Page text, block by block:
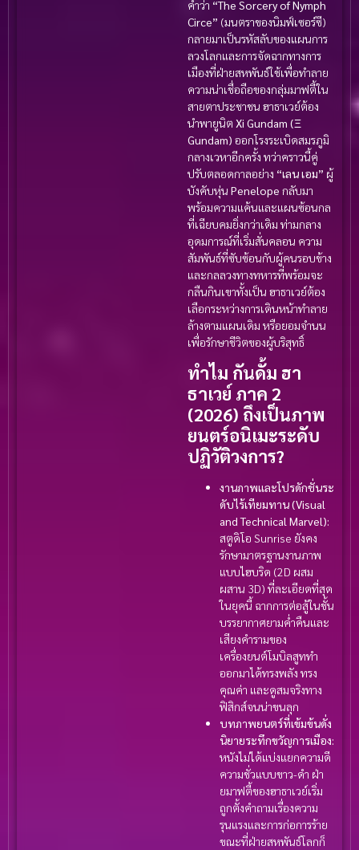
คำว่า “The Sorcery of Nymph
Circe” (มนตราของนิมฟ์เซอร์ซี)
กลายมาเป็นรหัสลับของแผนการ
ลวงโลกและการจัดฉากทางการ
เมืองที่ฝ่ายสหพันธ์ใช้เพื่อทำลาย
ความน่าเชื่อถือของกลุ่มมาฟตี้ใน
สายตาประชาชน ฮาธาเวย์ต้อง
นำพายูนิต Xi Gundam (Ξ
Gundam) ออกโรงระเบิดสมรภูมิ
กลางเวหาอีกครั้ง ทว่าคราวนี้คู่
ปรับตลอดกาลอย่าง “เลน เอม” ผู้
บังคับหุ่น Penelope กลับมา
พร้อมความแค้นและแผนซ้อนกล
ที่เฉียบคมยิ่งกว่าเดิม ท่ามกลาง
อุดมการณ์ที่เริ่มสั่นคลอน ความ
สัมพันธ์ที่ซับซ้อนกับผู้คนรอบข้าง
และกลลวงทางทหารที่พร้อมจะ
กลืนกินเขาทั้งเป็น ฮาธาเวย์ต้อง
เลือกระหว่างการเดินหน้าทำลาย
ล้างตามแผนเดิม หรือยอมจำนน
เพื่อรักษาชีวิตของผู้บริสุทธิ์
ทำไม กันดั้ม ฮา
ธาเวย์ ภาค 2
(2026) ถึงเป็นภาพ
ยนตร์อนิเมะระดับ
ปฏิวัติวงการ?
งานภาพและโปรดักชั่นระ
ดับไร้เทียมทาน (Visual
and Technical Marvel):
สตูดิโอ Sunrise ยังคง
รักษามาตรฐานงานภาพ
แบบไฮบริด (2D ผสม
ผสาน 3D) ที่ละเอียดที่สุด
ในยุคนี้ ฉากการต่อสู้ในชั้น
บรรยากาศยามค่ำคืนและ
เสียงคำรามของ
เครื่องยนต์โมบิลสูททำ
ออกมาได้ทรงพลัง ทรง
คุณค่า และดูสมจริงทาง
ฟิสิกส์จนน่าขนลุก
บทภาพยนตร์ที่เข้มข้นดั่ง
นิยายระทึกขวัญการเมือง:
หนังไม่ได้แบ่งแยกความดี
ความชั่วแบบขาว-ดำ ฝ่า
ยมาฟตี้ของฮาธาเวย์เริ่ม
ถูกตั้งคำถามเรื่องความ
รุนแรงและการก่อการร้าย
ขณะที่ฝ่ายสหพันธ์โลกก็